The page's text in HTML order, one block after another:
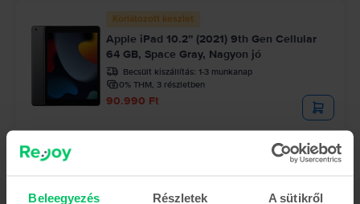
Beleegyezés Részletek A sütikről
Korlátozott készlet
Apple iPad 10.2” (2021) 9th Gen Cellular
64 GB, Space Gray, Nagyon jó
Becsült kiszállítás: 1-3 munkanap
0% THM, 3 részletben
90.990 Ft